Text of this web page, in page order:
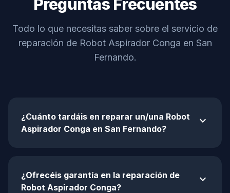
Preguntas Frecuentes
Todo lo que necesitas saber sobre el servicio de
reparación de Robot Aspirador Conga en San
Fernando.
¿Cuánto tardáis en reparar un/una Robot
Aspirador Conga en San Fernando?
expand_more
¿Ofrecéis garantía en la reparación de
Robot Aspirador Conga?
expand_more